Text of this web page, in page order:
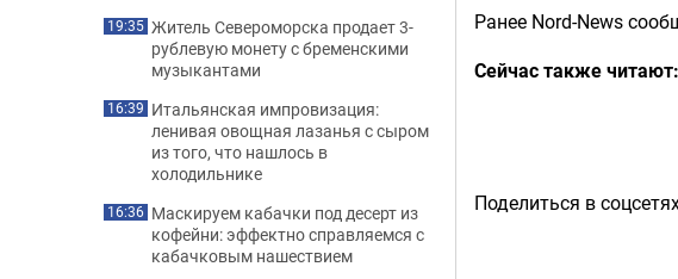
Ранее Nord-News
Сейчас также читают:
Поделиться в
19:35 Житель Североморска продает 3-
рублевую монету с бременскими
музыкантами
16:39 Итальянская импровизация:
ленивая овощная лазанья с сыром
из того, что нашлось в
холодильнике
16:36 Маскируем кабачки под десерт из
кофейни: эффектно справляемся с
кабачковым нашествием